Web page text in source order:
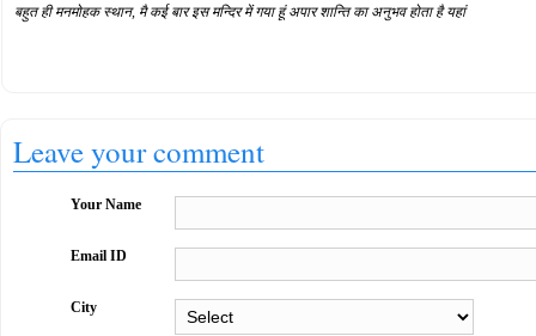
बहुत ही मनमोहक स्थान, मै कई बार इस मन्दिर में गया हूं अपार शान्ति का अनुभव होता है यहां
Leave your comment
Your Name
Email ID
City